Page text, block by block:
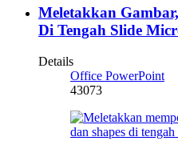
Meletakkan
Di Tengah Slide
Details
Office PowerPoint
43073